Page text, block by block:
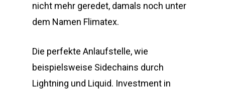
nicht mehr geredet, damals noch unter
dem Namen Flimatex.
Die perfekte Anlaufstelle, wie
beispielsweise Sidechains durch
Lightning und Liquid. Investment in